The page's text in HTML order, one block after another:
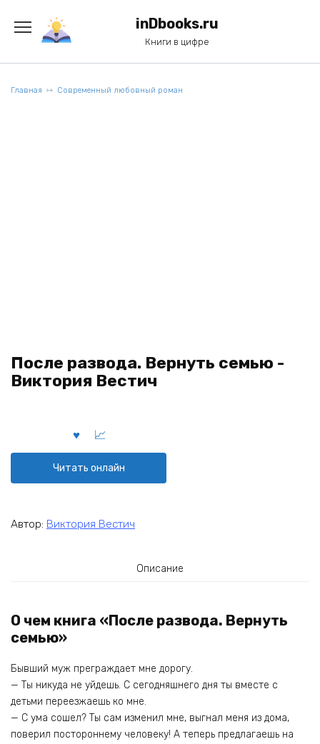
содержанию
inDbooks.ru
Книги в цифре
Главная Современный любовный роман
После развода. Вернуть семью -
Виктория Вестич
Читать онлайн
Автор: Виктория Вестич
Описание
О чем книга «После развода. Вернуть
семью»
Бывший муж преграждает мне дорогу.
— Ты никуда не уйдешь. С сегодняшнего дня ты вместе с
детьми переезжаешь ко мне.
— С ума сошел? Ты сам изменил мне, выгнал меня из дома,
поверил постороннему человеку! А теперь предлагаешь на